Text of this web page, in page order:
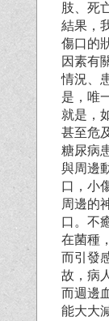
肢、死
結果，
傷口的
因素有
情況、
是，唯
就是，
甚至危
糖尿病
與周邊
口，小
周邊的
口。不
在菌種
而引發
故，病
而週邊
能大大